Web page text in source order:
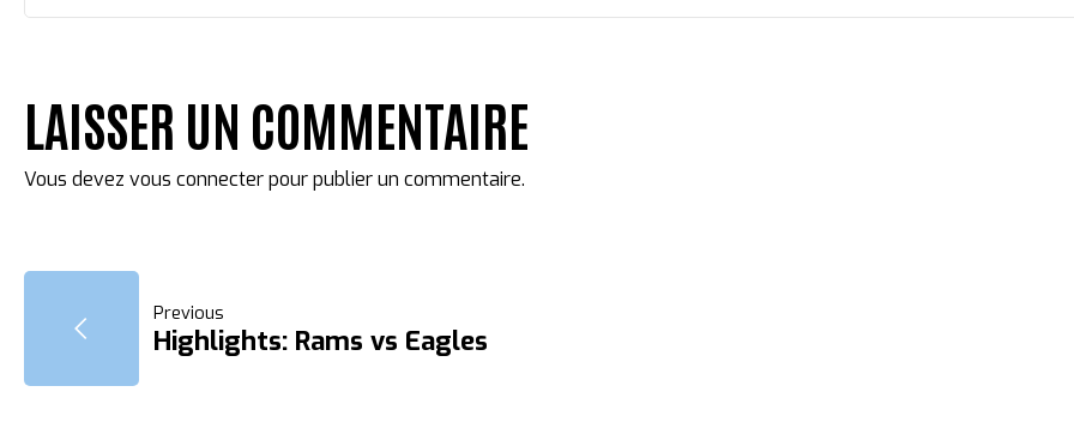
LAISSER UN COMMENTAIRE
Vous devez vous connecterpour publier un commentaire.
NAVIGATION
DE
Previous
Highlights: Rams vs Eagles